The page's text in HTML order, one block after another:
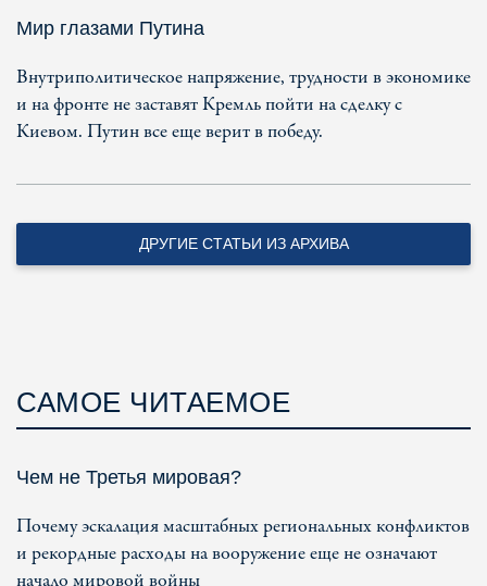
Мир глазами Путина
Внутриполитическое напряжение, трудности в экономике
и на фронте не заставят Кремль пойти на сделку с
Киевом. Путин все еще верит в победу.
ДРУГИЕ СТАТЬИ ИЗ АРХИВА
САМОЕ ЧИТАЕМОЕ
Чем не Третья мировая?
Почему эскалация масштабных региональных конфликтов
и рекордные расходы на вооружение еще не означают